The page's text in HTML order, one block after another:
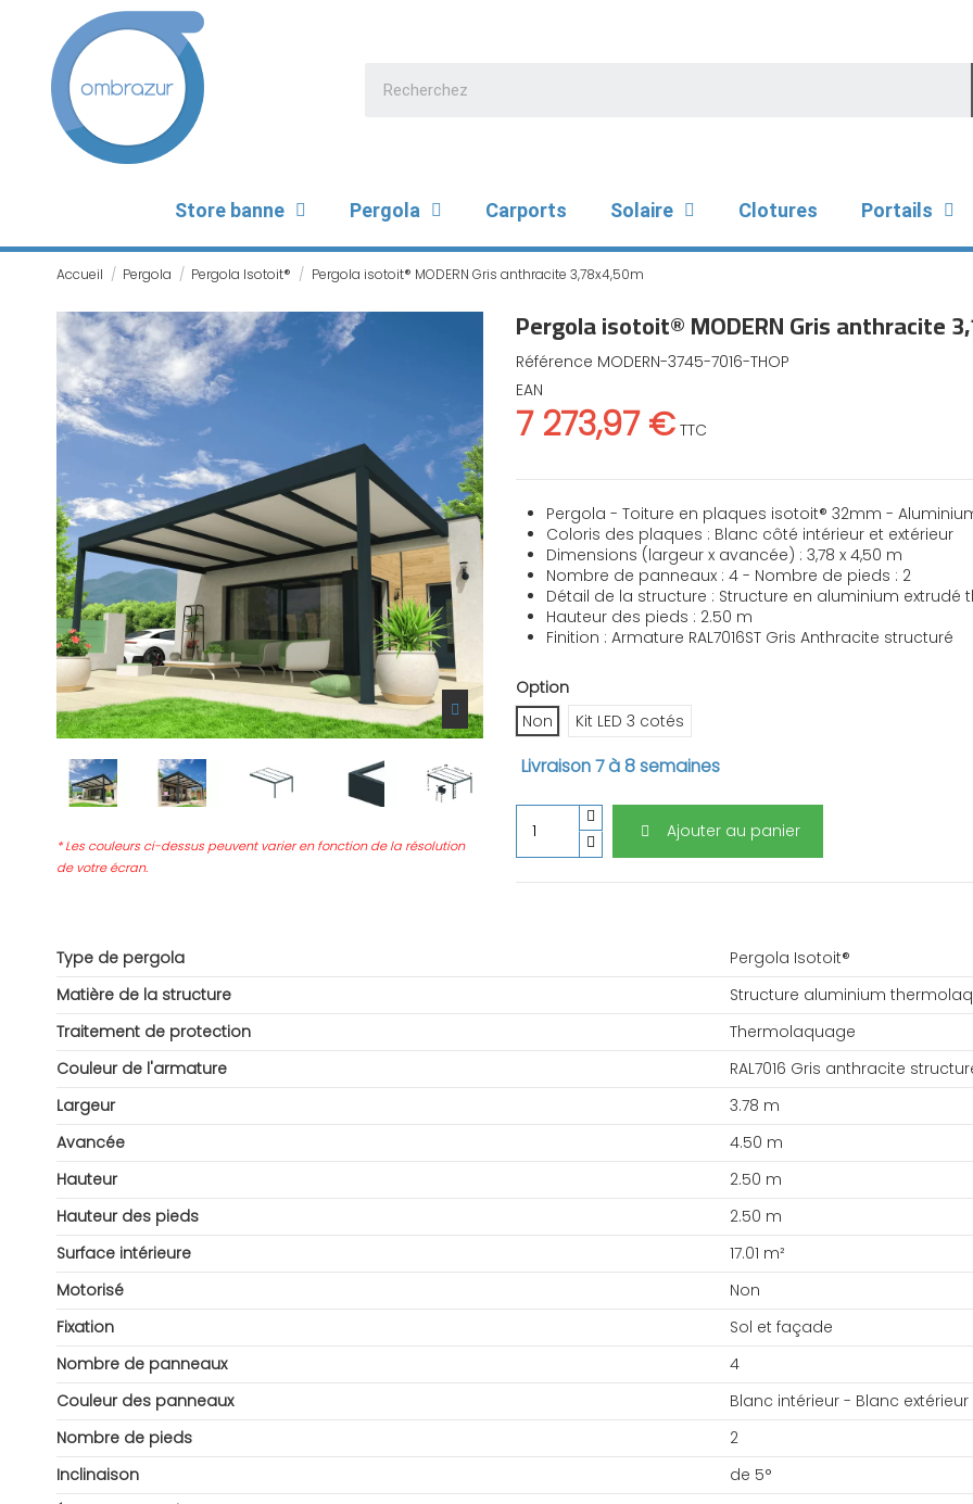
Store banne Pergola Carports Solaire Clotures Portails
Accueil Pergola Pergola Isotoit® Pergola isotoit® MODERN Gris anthracite 3,78x4,50m
* Les couleurs ci-dessus peuvent varier en fonction de la résolution
de votre écran.
Pergola isotoit® MODERN Gris anthracite
Référence MODERN-3745-7016-THOP
EAN
7 273,97 € TTC
Pergola - Toiture en plaques isotoit® 32mm -
Coloris des plaques : Blanc côté intérieur et extérieur
Dimensions (largeur x avancée) : 3,78 x 4,50 m
Nombre de panneaux : 4 - Nombre de pieds : 2
Détail de la structure : Structure en aluminium extrudé
Hauteur des pieds : 2.50 m
Finition : Armature RAL7016ST Gris Anthracite structuré
Option
Non
Kit LED 3 cotés
Livraison 7 à 8 semaines
Ajouter au panier
Type de pergola
Pergola Isotoit®
Matière de la structure
Structure aluminium
Traitement de protection
Thermolaquage
Couleur de l'armature
RAL7016 Gris anthracite
Largeur
3.78 m
Avancée
4.50 m
Hauteur
2.50 m
Hauteur des pieds
2.50 m
Surface intérieure
17.01 m²
Motorisé
Non
Fixation
Sol et façade
Nombre de panneaux
4
Couleur des panneaux
Blanc intérieur - Blanc extérieur
Nombre de pieds
2
Inclinaison
de 5°